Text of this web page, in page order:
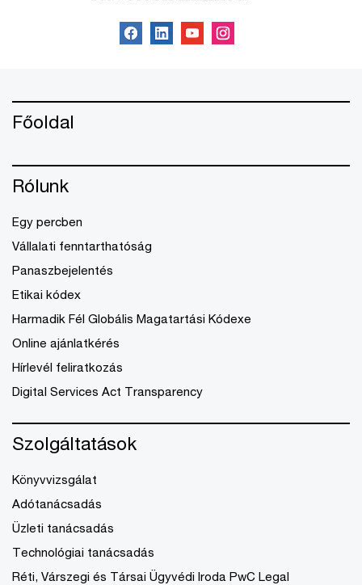
Főoldal
Rólunk
Egy percben
Vállalati fenntarthatóság
Panaszbejelentés
Etikai kódex
Harmadik Fél Globális Magatartási Kódexe
Online ajánlatkérés
Hírlevél feliratkozás
Digital Services Act Transparency
Szolgáltatások
Könyvvizsgálat
Adótanácsadás
Üzleti tanácsadás
Technológiai tanácsadás
Réti, Várszegi és Társai Ügyvédi Iroda PwC Legal